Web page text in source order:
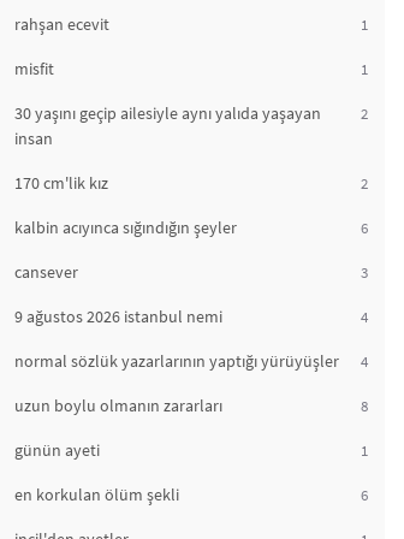
rahşan ecevit 1
misfit 1
30 yaşını geçip ailesiyle aynı yalıda yaşayan
insan
2
170 cm'lik kız 2
kalbin acıyınca sığındığın şeyler 6
cansever 3
9 ağustos 2026 istanbul nemi 4
normal sözlük yazarlarının yaptığı yürüyüşler 4
uzun boylu olmanın zararları 8
günün ayeti 1
en korkulan ölüm şekli 6